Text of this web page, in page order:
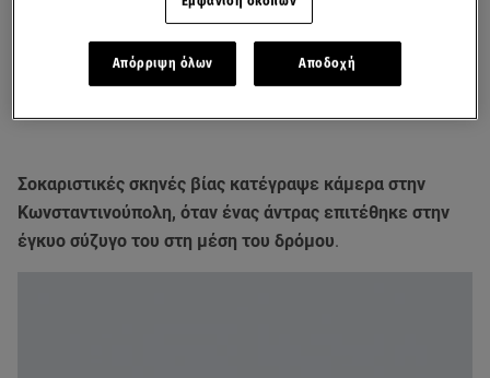
Σοκαριστικές σκηνές βίας κατέγραψε κάμερα στην
Κωνσταντινούπολη, όταν ένας άντρας επιτέθηκε στην
έγκυο σύζυγο του στη μέση του δρόμου.
Απόρριψη όλων Αποδοχή